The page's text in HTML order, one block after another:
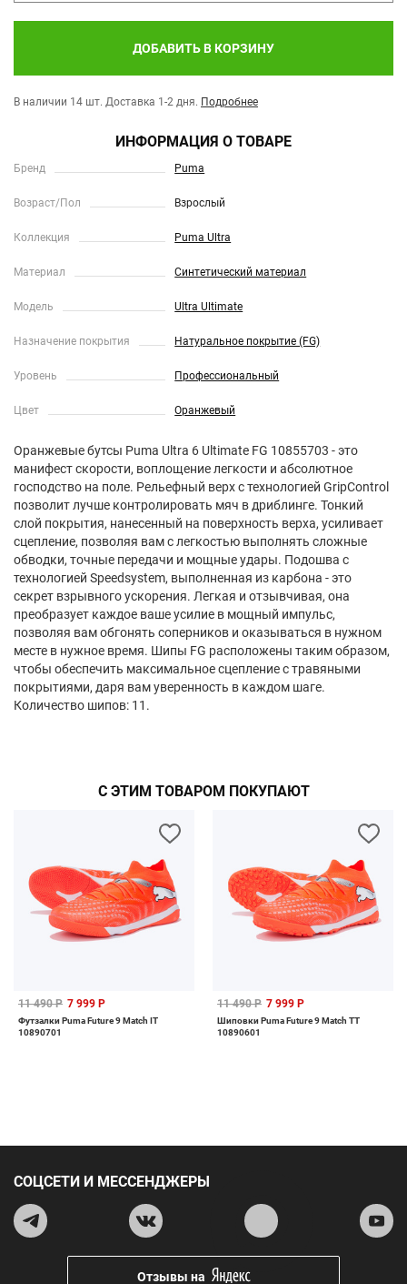
ДОБАВИТЬ В КОРЗИНУ
В наличии 14 шт. Доставка 1-2 дня. Подробнее
ИНФОРМАЦИЯ О ТОВАРЕ
Бренд Puma
Возраст/Пол Взрослый
Коллекция Puma Ultra
Материал Синтетический материал
Модель Ultra Ultimate
Назначение покрытия Натуральное покрытие (FG)
Уровень Профессиональный
Цвет Оранжевый
Оранжевые бутсы Puma Ultra 6 Ultimate FG 10855703 - это
манифест скорости, воплощение легкости и абсолютное
господство на поле. Рельефный верх с технологией GripControl
позволит лучше контролировать мяч в дриблинге. Тонкий
слой покрытия, нанесенный на поверхность верха, усиливает
сцепление, позволяя вам с легкостью выполнять сложные
обводки, точные передачи и мощные удары. Подошва с
технологией Speedsystem, выполненная из карбона - это
секрет взрывного ускорения. Легкая и отзывчивая, она
преобразует каждое ваше усилие в мощный импульс,
позволяя вам обгонять соперников и оказываться в нужном
месте в нужное время. Шипы FG расположены таким образом,
чтобы обеспечить максимальное сцепление с травяными
покрытиями, даря вам уверенность в каждом шаге.
Количество шипов: 11.
С ЭТИМ ТОВАРОМ ПОКУПАЮТ
11 490 Р 7 999 Р
Футзалки Puma Future 9 Match IT
10890701
11 490 Р 7 999 Р
Шиповки Puma Future 9 Match TT
10890601
СОЦСЕТИ И МЕССЕНДЖЕРЫ
Отзывы на